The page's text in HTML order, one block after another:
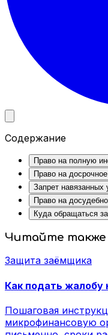
Содержание
Право на полную
Право на
Запрет навязанных
Право на
Куда обращаться
Читайте также
Защита заёмщика
Как подать
Пошаговая
микрофинансовую